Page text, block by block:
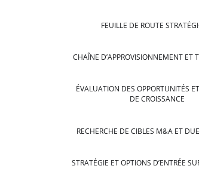
FEUILLE DE ROUTE
CHAÎNE D’APPROVISIONNEMENT ET
ÉVALUATION DES OPPORTUNITÉS
DE CROISSANCE
RECHERCHE DE CIBLES M&A ET
STRATÉGIE ET OPTIONS D’ENTRÉE